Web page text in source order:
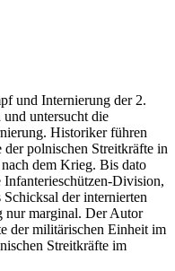
und Internierung der 2.
untersucht die
Historiker führen
polnischen Streitkräfte in
dem Krieg. Bis dato
Infanterieschützen-Division,
der internierten
nur marginal. Der Autor
der militärischen Einheit im
Streitkräfte im